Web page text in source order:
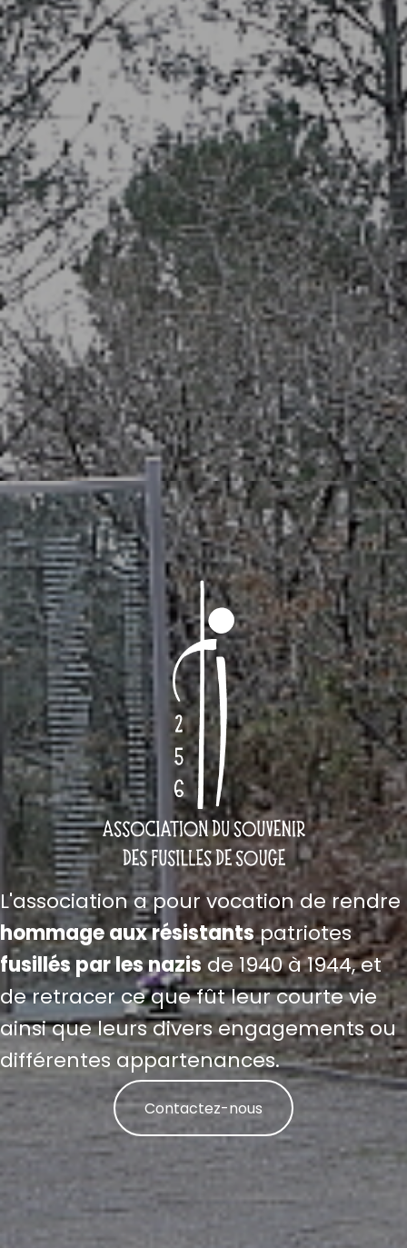
L'association a pour vocation de rendre
hommage aux résistantspatriotes
fusillés par les nazisde 1940 à 1944, et
de retracer ce que fût leur courte vie
ainsi que leurs divers engagements ou
différentes appartenances.
Contactez-nous